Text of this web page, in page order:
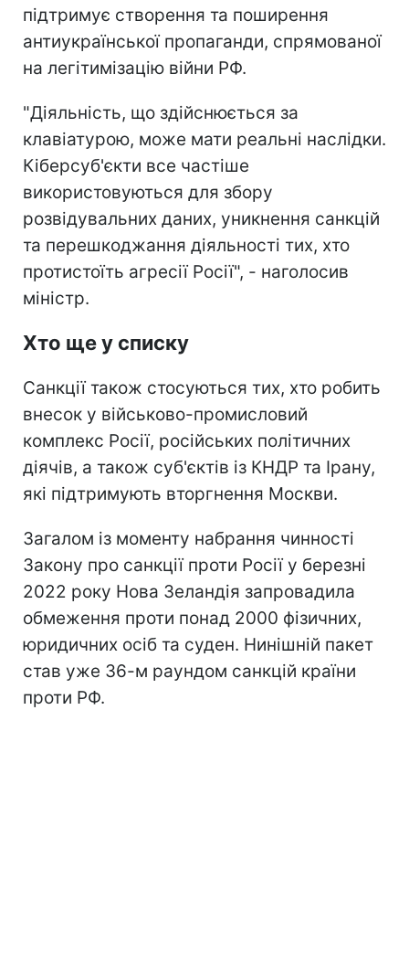
підтримує створення та поширення
антиукраїнської пропаганди, спрямованої
на легітимізацію війни РФ.
"Діяльність, що здійснюється за
клавіатурою, може мати реальні наслідки.
Кіберсуб'єкти все частіше
використовуються для збору
розвідувальних даних, уникнення санкцій
та перешкоджання діяльності тих, хто
протистоїть агресії Росії", - наголосив
міністр.
Хто ще у списку
Санкції також стосуються тих, хто робить
внесок у військово-промисловий
комплекс Росії, російських політичних
діячів, а також суб'єктів із КНДР та Ірану,
які підтримують вторгнення Москви.
Загалом із моменту набрання чинності
Закону про санкції проти Росії у березні
2022 року Нова Зеландія запровадила
обмеження проти понад 2000 фізичних,
юридичних осіб та суден. Нинішній пакет
став уже 36-м раундом санкцій країни
проти РФ.